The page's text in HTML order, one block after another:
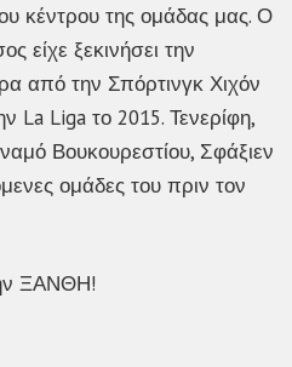
κέντρου της ομάδας μας. Ο
είχε ξεκινήσει την
από την Σπόρτινγκ Χιχόν
La Liga το 2015. Τενερίφη,
Βουκουρεστίου, Σφάξιεν
ομάδες του πριν τον
ΞΑΝΘΗ!